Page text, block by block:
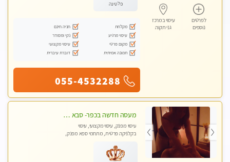
לפרטים
נוספים
עיסוי במרכז
גני תקוה
פלטינה
מקלחת
חניה חינם
עיסוי מרגיע
נקי ומסודר
מקום פרטי
עיסוי מקצועי
תמונה אמיתית
דוברת עיברית
055-4532288
מעסה חדשה בכפר- סבא מוזמן לחוויה בלתי נשכחת!!!עיסוי מפנק ומקצועי ביותר במקום פרטי לחלוטין!
עיסוי מפנק, עיסוי מקצועי, עיסוי
בקלניקה פרטית, מתחמי ספא מפנק,